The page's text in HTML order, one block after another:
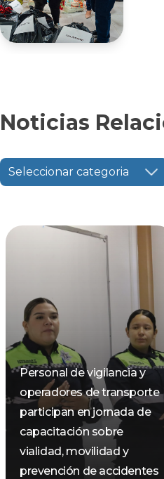
Noticias
Seleccionar categoria
Personal de vigilancia y
operadores de transporte
participan en jornada de
capacitación sobre
vialidad, movilidad y
prevención de accidentes